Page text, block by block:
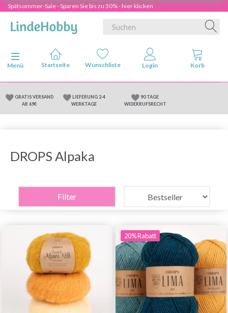
Spätsommer-Sale - Sparen Sie bis zu 50% - hier klicken
Anzeige ändern
Menü
GRATIS VERSAND
AB 69€
LIEFERUNG 2-4
WERKTAGE
90 TAGE
WIDERRUFSRECHT
DROPS Alpaka
Filter
20% Rabatt